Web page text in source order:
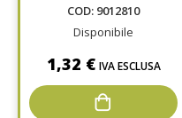
COD: 9012810
Disponibile
1,32 € IVA ESCLUSA